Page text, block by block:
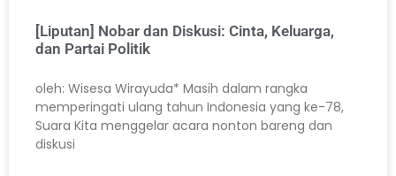
[Liputan] Nobar dan Diskusi: Cinta, Keluarga,
dan Partai Politik
oleh: Wisesa Wirayuda* Masih dalam rangka
memperingati ulang tahun Indonesia yang ke-78,
Suara Kita menggelar acara nonton bareng dan
diskusi